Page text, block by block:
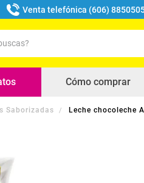
Venta telefónica (606)
Cómo comprar
Saborizadas Leche chocoleche
buscados